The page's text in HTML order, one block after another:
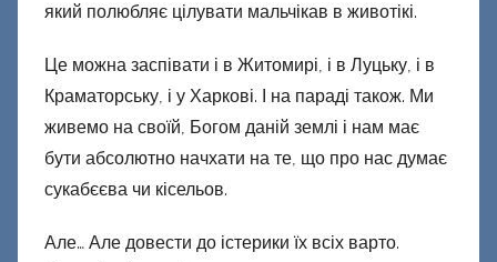
який полюбляє цілувати мальчікав в животікі.
Це можна заспівати і в Житомирі, і в Луцьку, і в
Краматорську, і у Харкові. І на параді також. Ми
живемо на своїй, Богом даній землі і нам має
бути абсолютно начхати на те, що про нас думає
сукабєєва чи кісельов.
Але… Але довести до істерики їх всіх варто.